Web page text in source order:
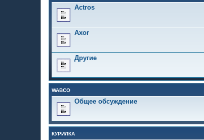
Actros
Axor
Другие
WABCO
Общее обсуждение
КУРИЛКА